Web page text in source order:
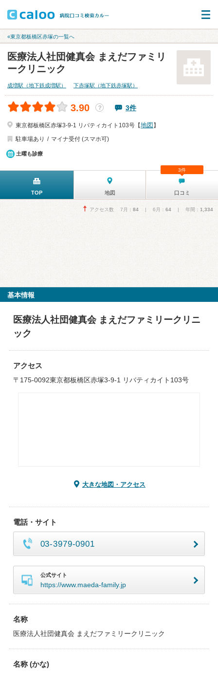
«東京都板橋区赤塚の一覧へ
医療法人社団健真会 まえだファミリ
ークリニック
成増駅（地下鉄成増駅） 下赤塚駅（地下鉄赤塚駅）
3.90 ？ 3件
東京都板橋区赤塚3-9-1 リバティカイト103号【地図 】
駐車場あり
マイナ受付 (スマホ可)
土曜も診療
TOP 地図 口コミ
3件
アクセス数 7月： 84 | 6月： 64 | 年間： 1,334
基本情報
医療法人社団健真会 まえだファミリークリニ
ック
アクセス
〒175-0092東京都板橋区赤塚3-9-1 リバティカイト103号
大きな地図・アクセス
電話・サイト
03-3979-0901
公式サイト
https://www.maeda-family.jp
名称
医療法人社団健真会 まえだファミリークリニック
名称 (かな)